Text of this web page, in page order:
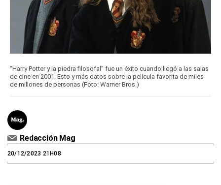
“Harry Potter y la piedra filosofal” fue un éxito cuando llegó a las salas
de cine en 2001. Esto y más datos sobre la película favorita de miles
de millones de personas (Foto: Warner Bros.)
Redacción Mag
20/12/2023 21H08